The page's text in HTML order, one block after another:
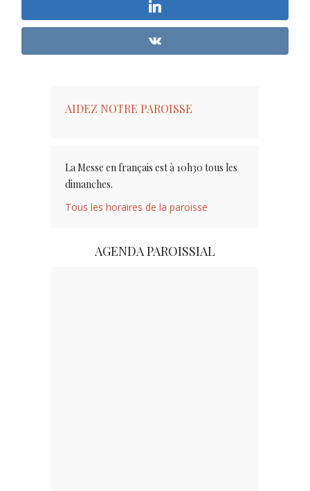
AIDEZ NOTRE PAROISSE
La Messe en français est à 10h30 tous les
dimanches.
Tous les horaires de la paroisse
AGENDA PAROISSIAL